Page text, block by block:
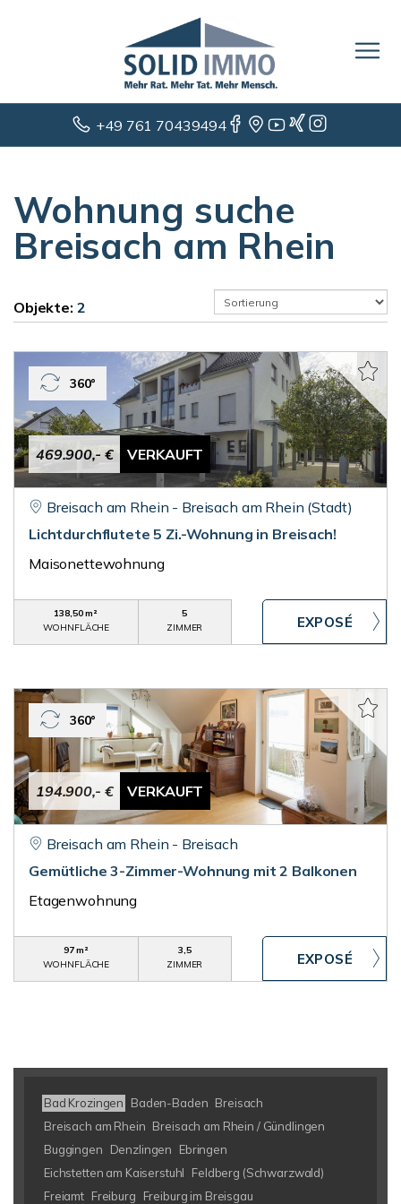
+49 761 70439494
Wohnung suche
Breisach am Rhein
Objekte: 2
469.900,- € VERKAUFT
360°
Breisach am Rhein - Breisach am Rhein (Stadt)
Lichtdurchflutete 5 Zi.-Wohnung in Breisach!
Maisonettewohnung
138,50 m²
WOHNFLÄCHE
5
ZIMMER
194.900,- € VERKAUFT
360°
Breisach am Rhein - Breisach
Gemütliche 3-Zimmer-Wohnung mit 2 Balkonen
Etagenwohnung
97 m²
WOHNFLÄCHE
3,5
ZIMMER
Bad Krozingen Baden-Baden Breisach
Breisach am Rhein Breisach am Rhein / Gündlingen
Buggingen
Denzlingen
Ebringen
Eichstetten am Kaiserstuhl
Feldberg (Schwarzwald)
Freiamt Freiburg Freiburg im Breisgau